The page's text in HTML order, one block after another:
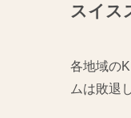
スイス
各地域の
ムは敗退